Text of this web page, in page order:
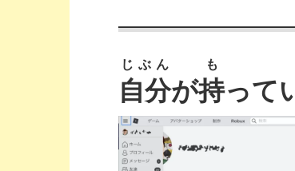
自分
じぶん
が持
も
って